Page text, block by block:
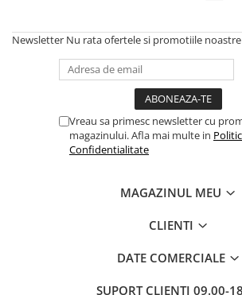
Literatura Romana
Literatura Universala
Carte Prescolara, Joc
Carti cartonate
Newsletter Nu rata ofertele si promotiile noastre
Vreau sa primesc newsletter cu
magazinului. Afla mai multe in
Confidentialitate
MAGAZINUL MEU
CLIENTI
DATE COMERCIALE
SUPORT CLIENTI 09.00-